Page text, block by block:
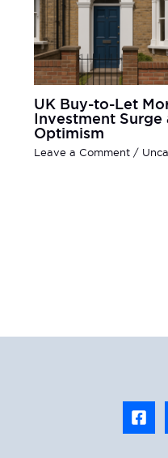
UK Buy-to-Let
Investment Surge
Optimism
Leave a Comment /